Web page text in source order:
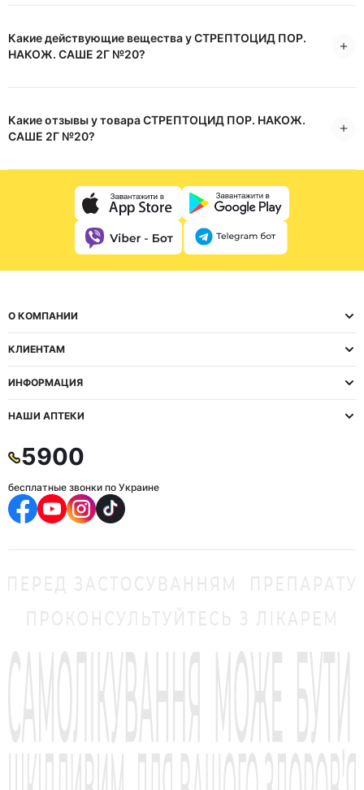
Какие действующие вещества у СТРЕПТОЦИД ПОР.
НАКОЖ. САШЕ 2Г №20?
Какие отзывы у товара СТРЕПТОЦИД ПОР. НАКОЖ.
САШЕ 2Г №20?
О КОМПАНИИ
КЛИЕНТАМ
ИНФОРМАЦИЯ
НАШИ АПТЕКИ
5900
бесплатные звонки по Украине